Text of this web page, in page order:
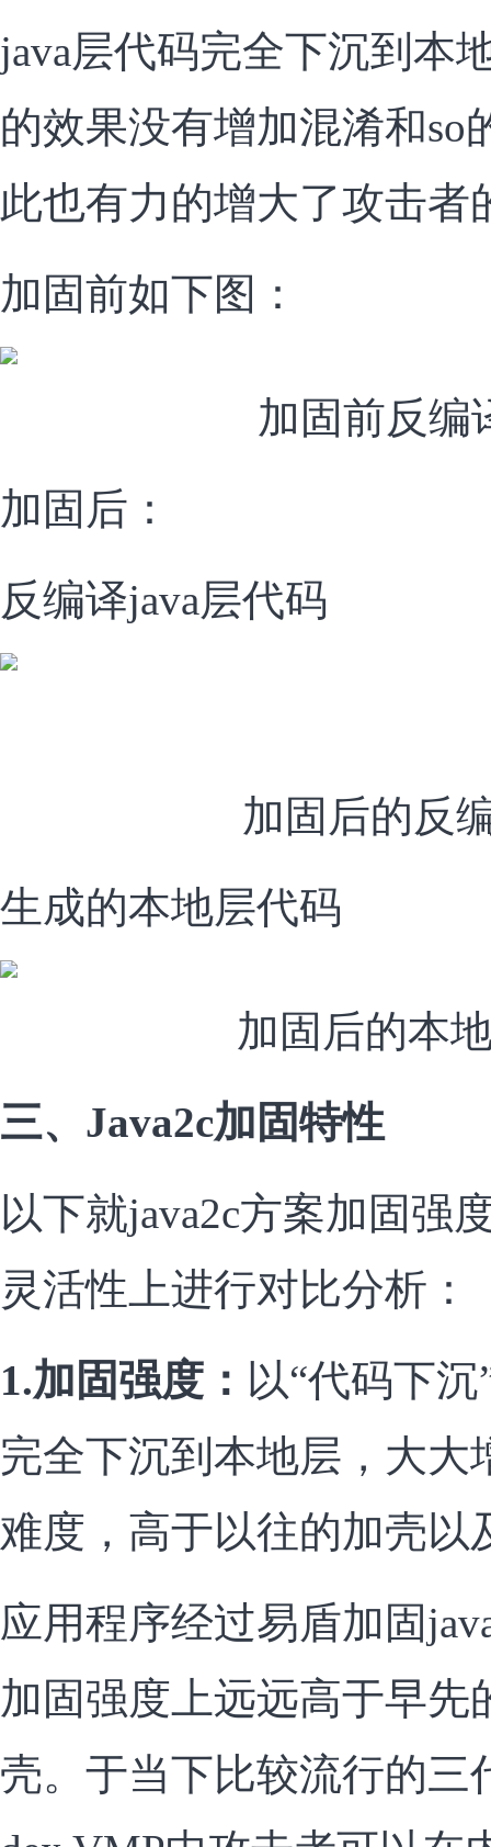
java层代码完全下沉到本
的效果没有增加混淆和so
此也有力的增大了攻击
加固前如下图：
加固前反编
加固后：
反编译java层代码
加固后的反
生成的本地层代码
加固后的本
三、Java2c加固特性
以下就java2c方案加固强
灵活性上进行对比分析：
1.加固强度： 以“代码下
完全下沉到本地层，大大
难度，高于以往的加壳以
应用程序经过易盾加固
加固强度上远远高于早先
壳。于当下比较流行的三